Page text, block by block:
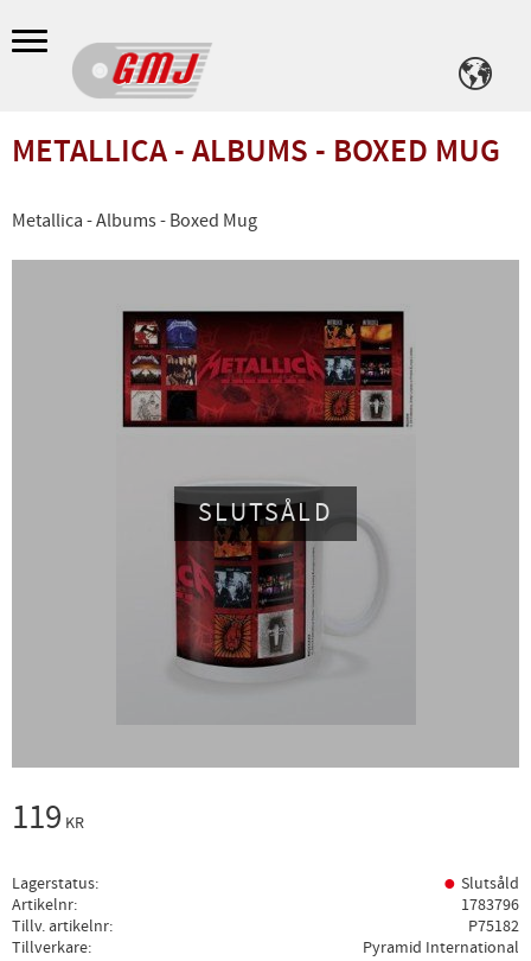
Meny
METALLICA - ALBUMS - BOXED MUG
Metallica - Albums - Boxed Mug
SLUTSÅLD
119 KR
Lagerstatus
Slutsåld
Artikelnr
1783796
Tillv. artikelnr
P75182
Tillverkare
Pyramid International